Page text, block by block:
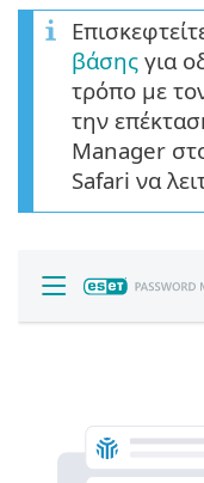
βάσης για
τρόπο με
την
Manager
Safari να